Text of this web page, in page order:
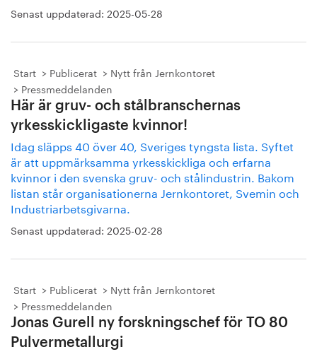
Senast uppdaterad: 2025-05-28
Start Publicerat
Nytt från Jernkontoret
Pressmeddelanden
Här är gruv- och stålbranschernas
yrkesskickligaste kvinnor!
Idag släpps 40 över 40, Sveriges tyngsta lista. Syftet
är att uppmärksamma yrkesskickliga och erfarna
kvinnor i den svenska gruv- och stålindustrin. Bakom
listan står organisationerna Jernkontoret, Svemin och
Industriarbetsgivarna.
Senast uppdaterad: 2025-02-28
Start Publicerat
Nytt från Jernkontoret
Pressmeddelanden
Jonas Gurell ny forskningschef för TO 80
Pulvermetallurgi